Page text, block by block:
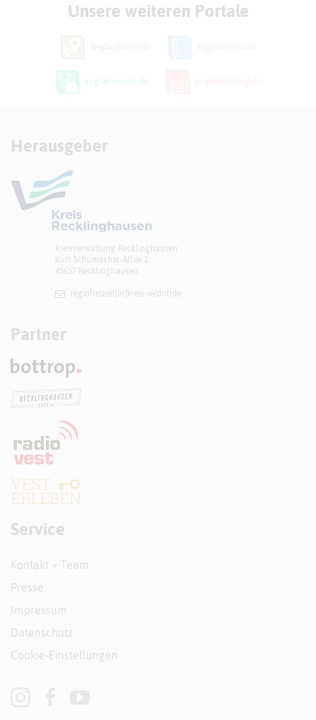
Unsere weiteren Portale
Herausgeber
Kreisverwaltung Recklinghausen
Kurt-Schumacher-Allee 1
45657 Recklinghausen
regiofreizeit[at]​kreis-re(dot)de
Partner
Service
Kontakt + Team
Presse
Impressum
Datenschutz
Cookie-Einstellungen